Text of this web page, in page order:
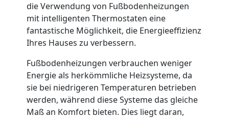
die Verwendung von Fußbodenheizungen
mit intelligenten Thermostaten eine
fantastische Möglichkeit, die Energieeffizienz
Ihres Hauses zu verbessern.
Fußbodenheizungen verbrauchen weniger
Energie als herkömmliche Heizsysteme, da
sie bei niedrigeren Temperaturen betrieben
werden, während diese Systeme das gleiche
Maß an Komfort bieten. Dies liegt daran,